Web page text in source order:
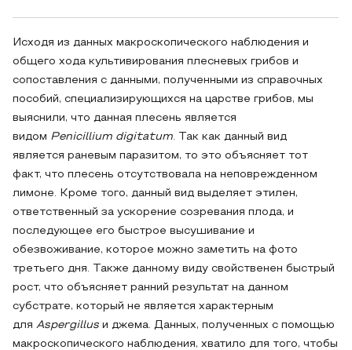
Исходя из данных макроскопического наблюдения и
общего хода культивирования плесневых грибов и
сопоставления с данными, полученными из справочных
пособий, специализирующихся на царстве грибов, мы
выяснили, что данная плесень является
видом Penicillium digitatum. Так как данный вид
является раневым паразитом, то это объясняет тот
факт, что плесень отсутствовала на неповрежденном
лимоне. Кроме того, данный вид выделяет этилен,
ответственный за ускорение созревания плода, и
последующее его быстрое высушивание и
обезвоживание, которое можно заметить на фото
третьего дня. Также данному виду свойственен быстрый
рост, что объясняет ранний результат на данном
субстрате, который не является характерным
для Aspergillus и джема. Данных, полученных с помощью
макроскопического наблюдения, хватило для того, чтобы